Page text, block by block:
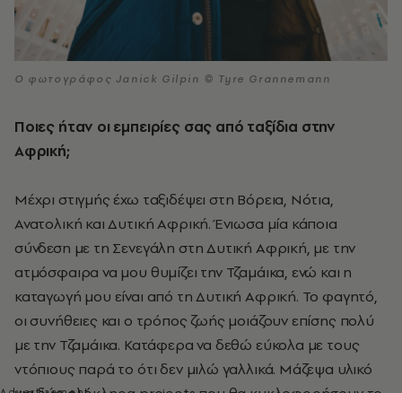
Ο φωτογράφος Janick Gilpin © Tyre Grannemann
Ποιες ήταν οι εμπειρίες σας από ταξίδια στην
Αφρική;
Μέχρι στιγμής έχω ταξιδέψει στη Βόρεια, Νότια,
Ανατολική και Δυτική Αφρική. Ένιωσα μία κάποια
σύνδεση με τη Σενεγάλη στη Δυτική Αφρική, με την
ατμόσφαιρα να μου θυμίζει την Τζαμάικα, ενώ και η
καταγωγή μου είναι από τη Δυτική Αφρική. Το φαγητό,
οι συνήθειες και ο τρόπος ζωής μοιάζουν επίσης πολύ
με την Τζαμάικα. Κατάφερα να δεθώ εύκολα με τους
ντόπιους παρά το ότι δεν μιλώ γαλλικά. Μάζεψα υλικό